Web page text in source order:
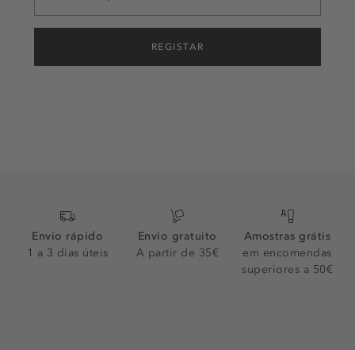
REGISTAR
Envio rápido
1 a 3 dias úteis
Envio gratuito
A partir de 35€
Amostras grátis
em encomendas
superiores a 50€